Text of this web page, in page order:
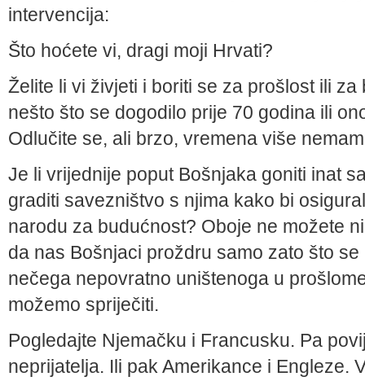
intervencija:
Što hoćete vi, dragi moji Hrvati?
Želite li vi živjeti i boriti se za prošlost ili
nešto što se dogodilo prije 70 godina ili
Odlučite se, ali brzo, vremena više
Je li vrijednije poput Bošnjaka goniti inat
graditi savezništvo s njima kako bi
narodu za budućnost? Oboje ne možete
da nas Bošnjaci proždru samo zato što
nečega nepovratno uništenoga u
možemo spriječiti.
Pogledajte Njemačku i Francusku. Pa
neprijatelja. Ili pak Amerikance i Engleze.